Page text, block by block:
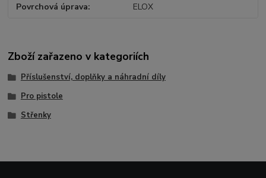
Povrchová úprava ELOX
Zboží zařazeno v kategoriích
Příslušenství, doplňky a náhradní díly
Pro pistole
Střenky